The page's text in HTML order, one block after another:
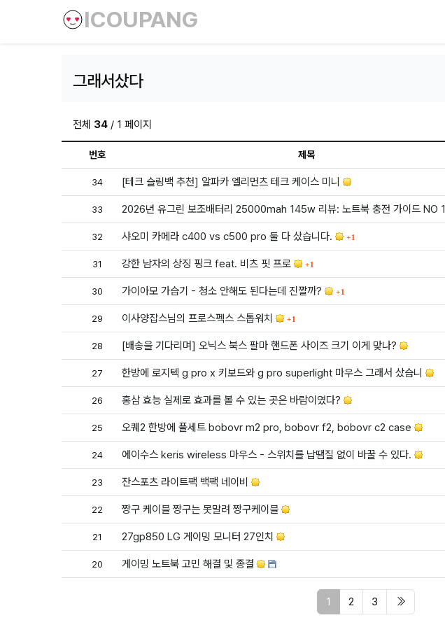
ICOUPANG
그래서샀다
전체 34 / 1 페이지
번호 제목
34 [테크 슬링백 추천] 알파카 엘리먼츠 테크 케이스 미니
33 2026년 유그린 보조배터리 25000mah 145w 리뷰: 노트북 충전 가이드 NO 1
32 샤오미 카메라 c400 vs c500 pro 둘 다 샀습니다. 댓글
1
31 강한 남자의 상징 핑크 feat. 비츠 핏 프로 댓글
1
30 가이아모 가습기 - 청소 안해도 된다는데 진짤까? 댓글
1
29 이사양잡스님의 프로스펙스 스톱워치 댓글
1
28 [배송을 기다리며] 오닉스 북스 팔마 핸드폰 사이즈 크기 이게 맞나?
27 한방에 로지텍 g pro x 키보드와 g pro superlight 마우스 그래서 샀습니
26 홍삼 효능 실제로 효과를 볼 수 있는 곳은 바람이였다?
25 오퀘2 한방에 풀세트 bobovr m2 pro, bobovr f2, bobovr c2 case
24 에이수스 keris wireless 마우스 - 스위치를 납땜질 없이 바꿀 수 있다.
23 잔스포츠 라이트팩 백팩 네이비
22 짱구 케이블 짱구는 못말려 짱구케이블
21 27gp850 LG 게이밍 모니터 27인치
20 게이밍 노트북 고민 해결 및 종결
1 페이지 현재
2 3